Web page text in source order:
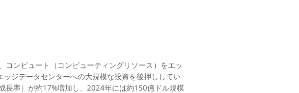
ンピュート（コンピューティングリソース）をエッ
ジデータセンターへの大規模な投資を後押ししてい
長率）が約17%増加し、2024年には約150億ドル規模